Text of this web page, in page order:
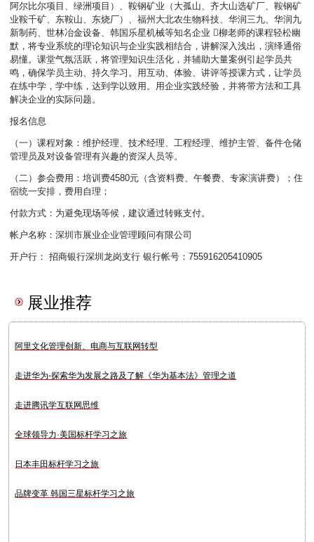
阿尔比尔项目、绿洲项目）、鞍钢矿业（大孤山、齐大山选矿厂、鞍钢矿
业鞍千矿、东鞍山、东烧厂）、福州大北农生物科技、华润三九、华润九
新制药、世林冶金设备、韩国乐星机械等知名企业 柳老师的课程轻松幽
默，将专业系统的理论知识与企业实践相结合，讲解深入浅出，演绎通俗
易懂。课堂气氛活跃，将管理知识生活化，并辅助大量案例引起学员共
鸣，确保学员主动、持久学习。用互动、体验、讲评等授课方式，让学员
在练中学，学中练，达到学以致用。用企业实践经验，并将带方法和工具
解决企业的实际问题。
报名信息
（一）课程对象：维护经理、技术经理、工程经理、维护主管、备件仓储
管理员及对设备管理有兴趣的资深人员等。
（二）参会费用：培训费4580元（含资料费、午餐费、专家演讲费）；住
宿统一安排，费用自理；
付款方式：为避免现场等候，建议通过转账支付。
帐户名称：深圳市展业企业管理顾问有限公司
开户行： 招商银行深圳龙岗支行 银行帐号：755916205410905
展业推荐
阿里文化管理创新、电商与互联网转型
走进华为-探索华为发展之路及了解《华为基本法》管理之道
走进腾讯学互联网思维
全球领导力·美国标杆学习之旅
日本丰田标杆学习之旅
品牌变革 韩国三星标杆学习之旅